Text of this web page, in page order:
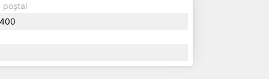
poștal